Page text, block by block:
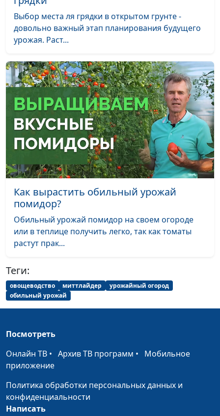
Выбор места ля грядки в открытом грунте -
довольно важный этап планирования будущего
урожая. Раст...
Как вырастить обильный урожай
помидор?
Обильный урожай помидор на своем огороде
или в теплице получить легко, так как томаты
растут прак...
Теги:
овощеводство миттлайдер
урожайный огород
обильный урожай
Посмотреть
Онлайн ТВ • Архив ТВ программ • Мобильное
приложение
Политика обработки персональных данных и
конфиденциальности
Написать